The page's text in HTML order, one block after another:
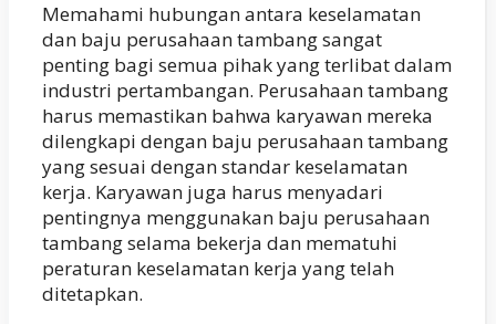
Memahami hubungan antara keselamatan
dan baju perusahaan tambang sangat
penting bagi semua pihak yang terlibat dalam
industri pertambangan. Perusahaan tambang
harus memastikan bahwa karyawan mereka
dilengkapi dengan baju perusahaan tambang
yang sesuai dengan standar keselamatan
kerja. Karyawan juga harus menyadari
pentingnya menggunakan baju perusahaan
tambang selama bekerja dan mematuhi
peraturan keselamatan kerja yang telah
ditetapkan.